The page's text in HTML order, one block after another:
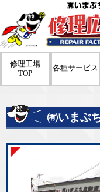
㈲いまぶ
修理工場
TOP
各種サービス
㈲いまぶ